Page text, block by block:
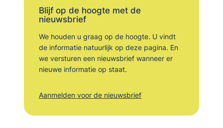
Blijf op de hoogte met de
nieuwsbrief
We houden u graag op de hoogte. U vindt
de informatie natuurlijk op deze pagina. En
we versturen een nieuwsbrief wanneer er
nieuwe informatie op staat.
Aanmelden voor de nieuwsbrief